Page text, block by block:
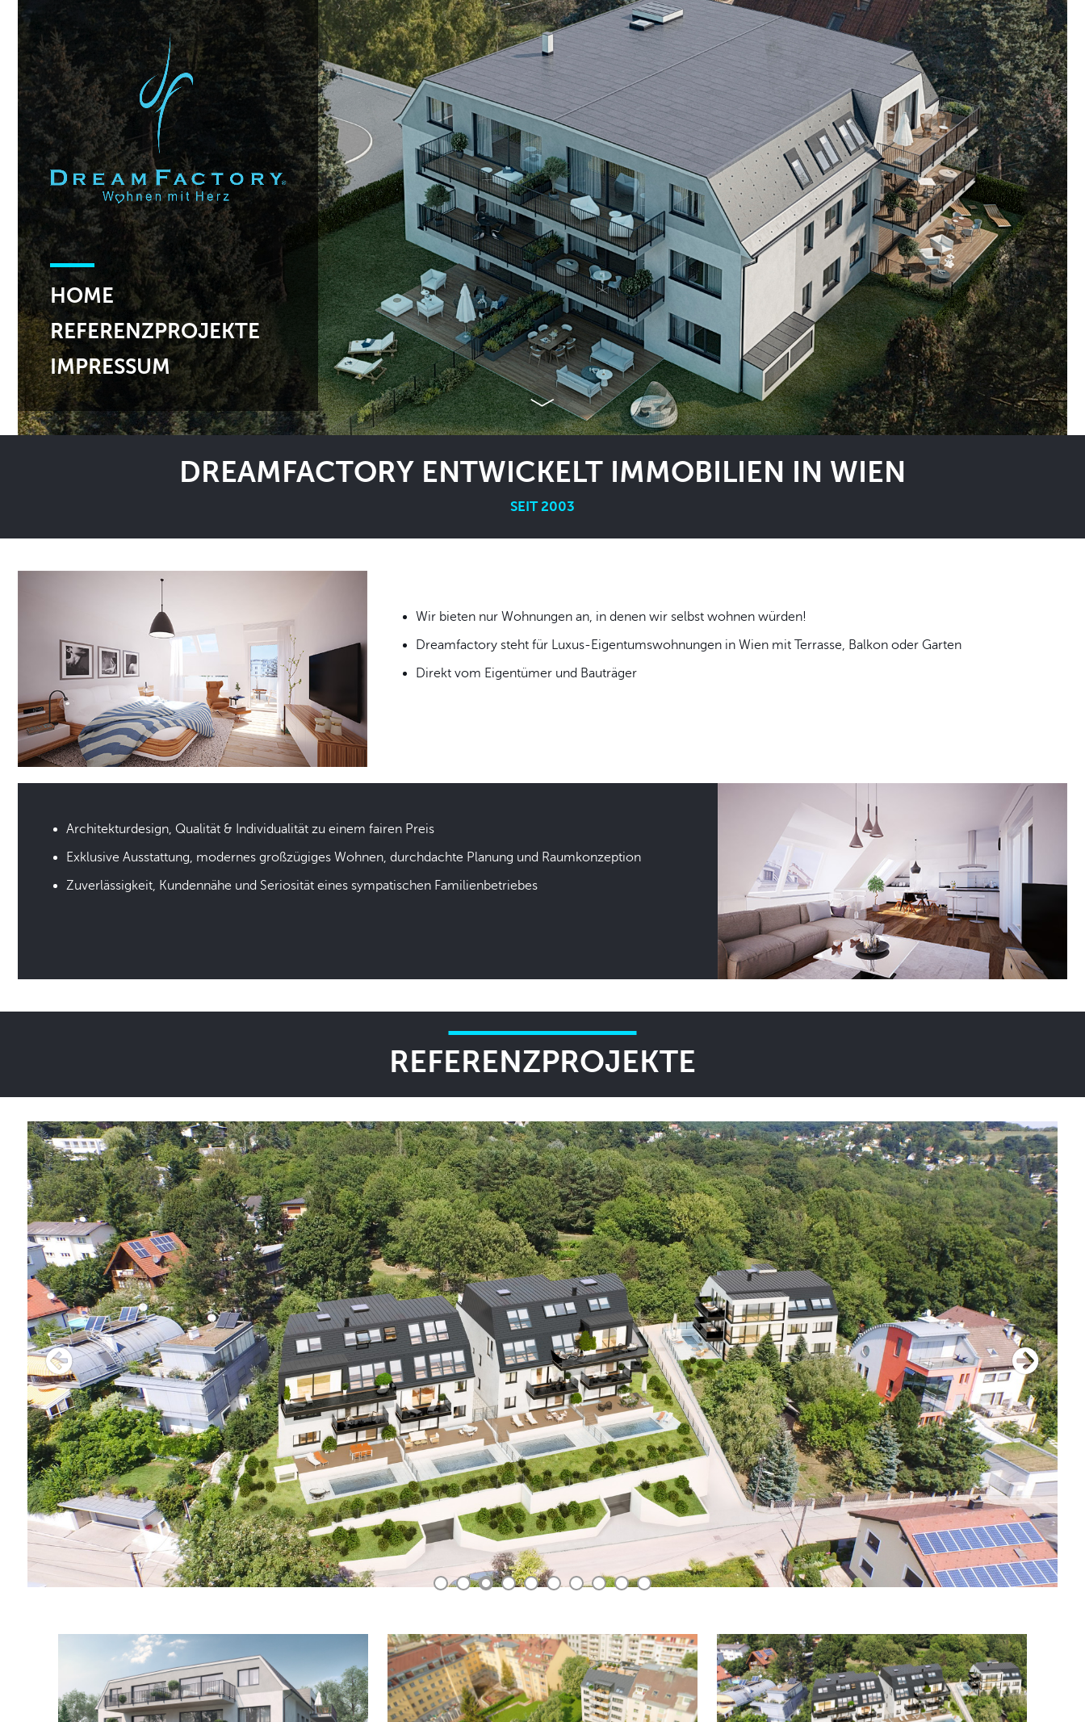
HOME
REFERENZPROJEKTE
IMPRESSUM
DREAMFACTORY ENTWICKELT IMMOBILIEN IN WIEN
SEIT 2003
Wir bieten nur Wohnungen an, in denen wir selbst wohnen würden!
Dreamfactory steht für Luxus-Eigentumswohnungen in Wien mit Terrasse, Balkon oder Garten
Direkt vom Eigentümer und Bauträger
Architekturdesign, Qualität & Individualität zu einem fairen Preis
Exklusive Ausstattung, modernes großzügiges Wohnen, durchdachte Planung und Raumkonzeption
Zuverlässigkeit, Kundennähe und Seriosität eines sympatischen Familienbetriebes
REFERENZPROJEKTE